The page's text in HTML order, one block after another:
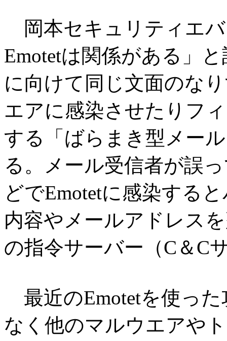
岡本セキュリティエバ
Emotetは関係がある」
に向けて同じ文面のな
エアに感染させたりフ
する「ばらまき型メー
る。メール受信者が誤
どでEmotetに感染する
内容やメールアドレス
の指令サーバー（C＆C
最近のEmotetを使っ
なく他のマルウエアや